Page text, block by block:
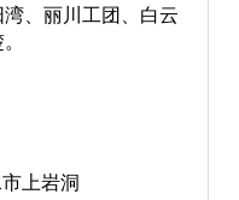
、丽川工团、白云
上岩洞